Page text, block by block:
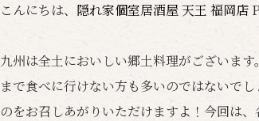
こんにちは、 隠れ家個室居酒屋 天王 福岡店
九州は全土においしい郷土料理がございま
まで食べに行けない方も多いのではないで
のをお召しあがりいただけますよ！今回は